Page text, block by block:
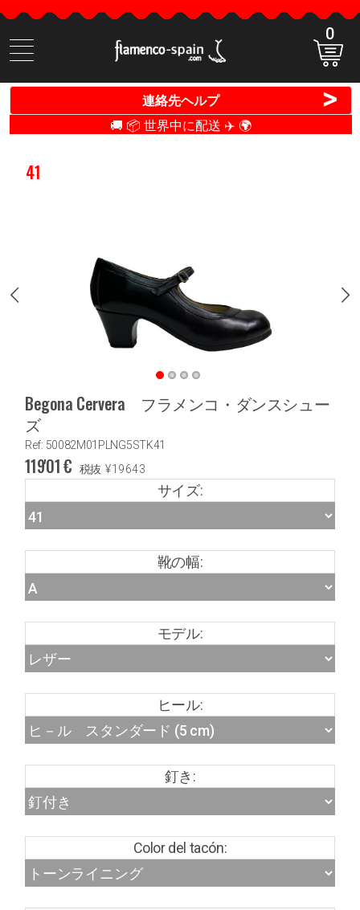
商
品
検
0
連絡先ヘルプ >
🚚 📦 世界中に配送 ✈️ 🌍
41
Begona Cervera フラメンコ・ダンスシュー
ズ
Ref: 50082M01PLNG5STK41
119'01€ 税抜 ¥19643
サイズ:
靴の幅:
モデル:
ヒール:
釘き:
Color del tacón: